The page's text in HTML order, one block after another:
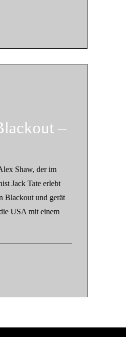
–
Shaw, der im
Jack Tate erlebt
Blackout und gerät
USA mit einem